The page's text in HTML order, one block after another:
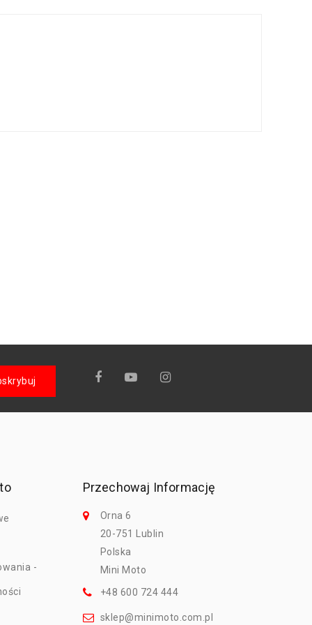
-
Przechowaj Informację
Orna 6
20-751 Lublin
Polska
Mini Moto
+48 600 724 444
sklep@minimoto.com.pl